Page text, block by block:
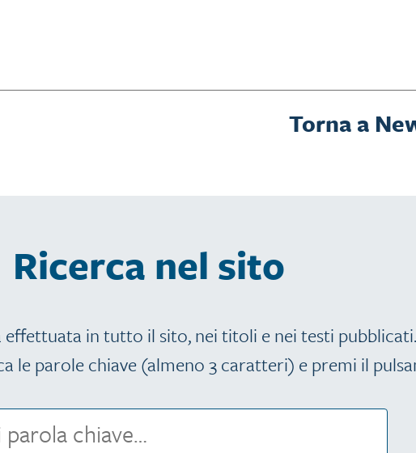
Torna a
Ricerca nel sito
effettuata in tutto il sito, nei titoli e nei testi pubblicati.
le parole chiave (almeno 3 caratteri) e premi il